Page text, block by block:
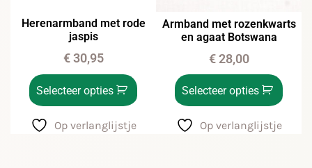
Herenarmband met rode
jaspis
€30,95
Selecteer opties
Op verlanglijstje
Armband met rozenkwarts
en agaat Botswana
€28,00
Selecteer opties
Op verlanglijstje